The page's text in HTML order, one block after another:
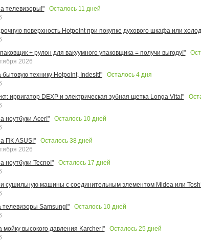
телевизоры!"
Осталось 11 дней
поверхность Hotpoint при покупке духового шкафа или
+ рулон для вакуумного упаковщика = получи выгоду!"
2026
технику Hotpoint, Indesit!"
Осталось 4дня
ирригатор DEXP и электрическая зубная щетка Longa Vita!"
ноутбуки Acer!"
Осталось 10дней
ПК ASUS!"
Осталось 38дней
2026
ноутбуки Tecno!"
Осталось 17 дней
сушильную машины с соединительным элементом Midea или
Samsung!"
Осталось 10дней
высокого давления Karcher!"
Осталось 25 дней